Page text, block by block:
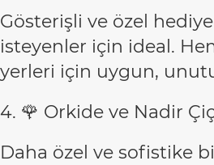
Gösterişli ve özel
isteyenler için ideal.
yerleri için uygun,
4. 🌹 Orkide ve Nadir
Daha özel ve sofistike